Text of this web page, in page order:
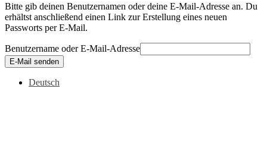
Bitte gib deinen Benutzernamen oder deine E-Mail-Adresse an. Du
erhältst anschließend einen Link zur Erstellung eines neuen
Passworts per E-Mail.
Benutzername oder E-Mail-Adresse
E-Mail senden
Deutsch